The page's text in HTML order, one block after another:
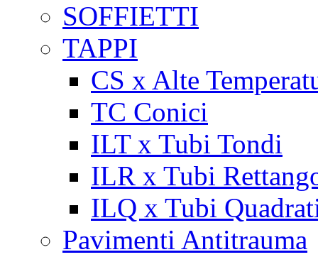
SOFFIETTI
TAPPI
CS x Alte
TC Conici
ILT x Tubi Tondi
ILR x Tubi
ILQ x Tubi
Pavimenti Antitrauma